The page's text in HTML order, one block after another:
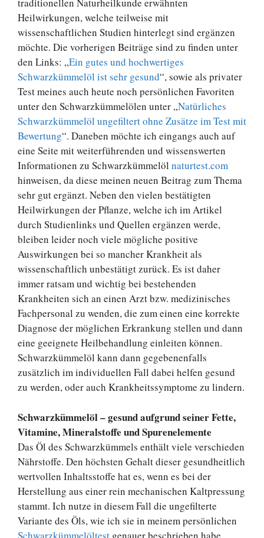
Heilwirkungen, welche teilweise mit
wissenschaftlichen Studien hinterlegt sind ergänzen
möchte. Die vorherigen Beiträge sind zu finden unter
den Links: „Ein gutes und hochwertiges
Schwarzkümmelöl ist sehr gesund“, sowie als privater
Test meines auch heute noch persönlichen Favoriten
unter den Schwarzkümmelölen unter „Natürliches
Schwarzkümmelöl ungefiltert ohne Zusätze im Test mit
Bewertung“. Daneben möchte ich eingangs auch auf
eine Seite mit weiterführenden und wissenswerten
Informationen zu Schwarzkümmelöl naturtest.com
hinweisen, da diese meinen neuen Beitrag zum Thema
sehr gut ergänzt. Neben den vielen bestätigten
Heilwirkungen der Pflanze, welche ich im Artikel
durch Studienlinks und Quellen ergänzen werde,
bleiben leider noch viele mögliche positive
Auswirkungen bei so mancher Krankheit als
wissenschaftlich unbestätigt zurück. Es ist daher
immer ratsam und wichtig bei bestehenden
Krankheiten sich an einen Arzt bzw. medizinisches
Fachpersonal zu wenden, die zum einen eine korrekte
Diagnose der möglichen Erkrankung stellen und dann
eine geeignete Heilbehandlung einleiten können.
Schwarzkümmelöl kann dann gegebenenfalls
zusätzlich im individuellen Fall dabei helfen gesund
zu werden, oder auch Krankheitssymptome zu lindern.
Schwarzkümmelöl – gesund aufgrund seiner Fette,
Vitamine, Mineralstoffe und Spurenelemente
Das Öl des Schwarzkümmels enthält viele verschieden
Nährstoffe. Den höchsten Gehalt dieser gesundheitlich
wertvollen Inhaltsstoffe hat es, wenn es bei der
Herstellung aus einer rein mechanischen Kaltpressung
stammt. Ich nutze in diesem Fall die ungefilterte
Variante des Öls, wie ich sie in meinem persönlichen
Schwarzkümmelöltest genauer beschrieben habe.